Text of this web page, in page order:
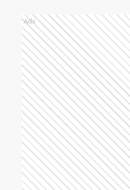
Ads